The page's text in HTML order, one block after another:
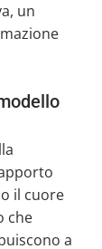
un
il cuore
che
a